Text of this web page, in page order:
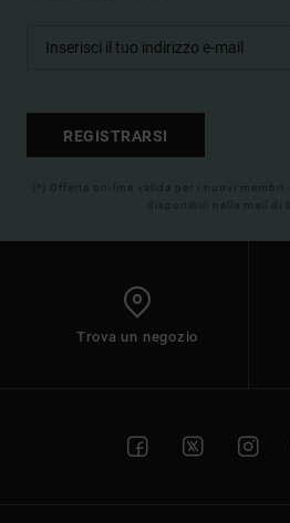
REGISTRARSI
(*) Offerta on-line valida per i nuovi membri
disponibili nella mail di
Trova un negozio